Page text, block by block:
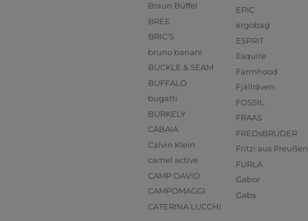
Braun Büffel
BREE
BRIC'S
bruno banani
BUCKLE & SEAM
BUFFALO
bugatti
BURKELY
CABAIA
Calvin Klein
camel active
CAMP DAVID
CAMPOMAGGI
CATERINA LUCCHI
EPIC
ergobag
ESPRIT
Esquire
Farmhood
Fjällräven
FOSSIL
FRAAS
FREDsBRUDER
Fritzi aus Preußen
FURLA
Gabor
Gabs